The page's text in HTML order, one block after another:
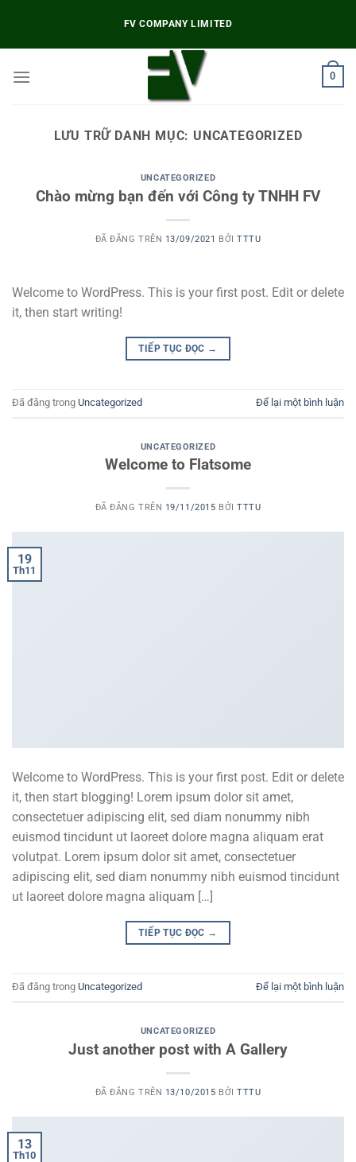
nội
dung
FV COMPANY LIMITED
0
LƯU TRỮ DANH MỤC: UNCATEGORIZED
UNCATEGORIZED
Chào mừng bạn đến với Công ty TNHH FV
ĐÃ ĐĂNG TRÊN 13/09/2021 BỞITTTU
Welcome to WordPress. This is your first post. Edit or delete
it, then start writing!
TIẾP TỤC ĐỌC →
Đã đăng trong Uncategorized Để lại một bình luận
UNCATEGORIZED
Welcome to Flatsome
ĐÃ ĐĂNG TRÊN 19/11/2015 BỞITTTU
19
Th11
Welcome to WordPress. This is your first post. Edit or delete
it, then start blogging! Lorem ipsum dolor sit amet,
consectetuer adipiscing elit, sed diam nonummy nibh
euismod tincidunt ut laoreet dolore magna aliquam erat
volutpat. Lorem ipsum dolor sit amet, consectetuer
adipiscing elit, sed diam nonummy nibh euismod tincidunt
ut laoreet dolore magna aliquam […]
TIẾP TỤC ĐỌC →
Đã đăng trong Uncategorized Để lại một bình luận
UNCATEGORIZED
Just another post with A Gallery
ĐÃ ĐĂNG TRÊN 13/10/2015 BỞITTTU
13
Th10